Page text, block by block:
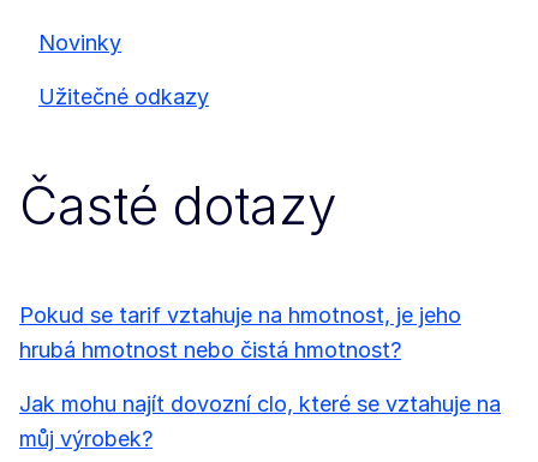
Novinky
Užitečné odkazy
Časté dotazy
Pokud se tarif vztahuje na hmotnost, je jeho
hrubá hmotnost nebo čistá hmotnost?
Jak mohu najít dovozní clo, které se vztahuje na
můj výrobek?